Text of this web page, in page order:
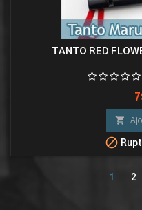
TANTO RED


1 2